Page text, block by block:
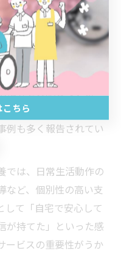
践例
、患者の自宅療養を支
います。たとえば、慢
、定期的なバイタルチ
指導を実施していま
迅速に医師と連携
例も多く報告されてい
では、日常生活動作の
など、個別性の高い支
して「自宅で安心して
が持てた」といった感
ービスの重要性がうか
こちら
ちら